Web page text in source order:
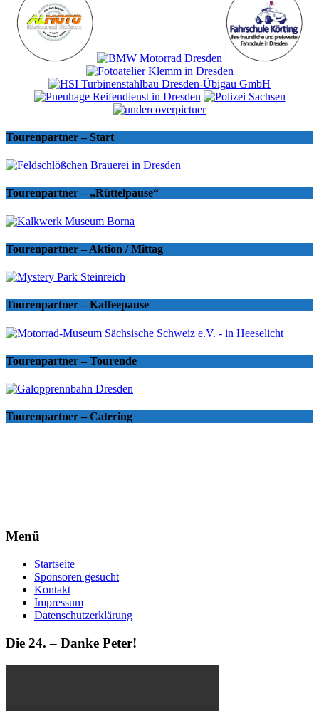
Tourenpartner – Start
Tourenpartner – „Rüttelpause“
Tourenpartner – Aktion / Mittag
Tourenpartner – Kaffeepause
Tourenpartner – Tourende
Tourenpartner – Catering
Menü
Startseite
Sponsoren gesucht
Kontakt
Impressum
Datenschutzerklärung
Die 24. – Danke Peter!